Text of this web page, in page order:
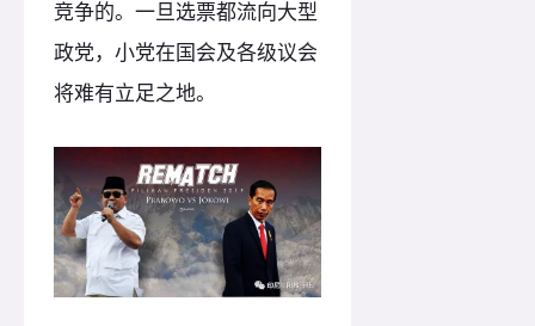
竞争的。一旦选票都流向大型
政党，小党在国会及各级议会
将难有立足之地。